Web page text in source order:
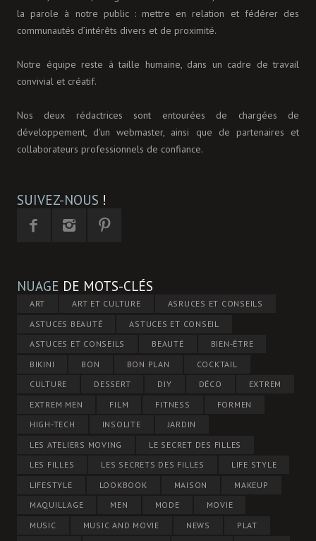
la parole à notre public : mettre en relation et fédérer des
communautés d’intérêts divers et de proximité.
Notre équipe reste à taille humaine, dans un cadre de travail
convivial et créatif.
Nos deux rédactrices sont entourées de chargées de
développement, d'un webmaster, ainsi que de partenaires et
collaborateurs professionnels de confiance.
SUIVEZ-NOUS !
NUAGE DE MOTS-CLÉS
ART ART ET CULTURE
ASRUCES ET CONSEILS
ASTUCES BEAUTÉ
ASTUCES ET CONSEIL
ASTUCES ET CONSEILS
BEAUTÉ
BIEN-ÊTRE
BIKINI
BON BON PLAN
COCKTAIL
CULTURE
DESSERT DIY DÉCO
EXTREM
EXTREM MEN
FILM FITNESS
FORMEN
HIGH-TECH
INSOLITE
JARDIN
LES ATELIERS MOVING
LE SECRET DES FILLES
LES FILLES
LES SECRETS DES FILLES
LIFE STYLE
LIFESTYLE
LOOKBOOK MAISON
MAKEUP
MAQUILLAGE
MEN MODE
MOVIE
MUSIC
MUSIC AND MOVIE NEWS
PLAT